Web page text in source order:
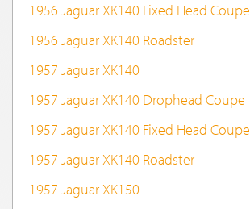
1956 Jaguar XK140 Fixed Head Coupe
1956 Jaguar XK140 Roadster
1957 Jaguar XK140
1957 Jaguar XK140 Drophead Coupe
1957 Jaguar XK140 Fixed Head Coupe
1957 Jaguar XK140 Roadster
1957 Jaguar XK150